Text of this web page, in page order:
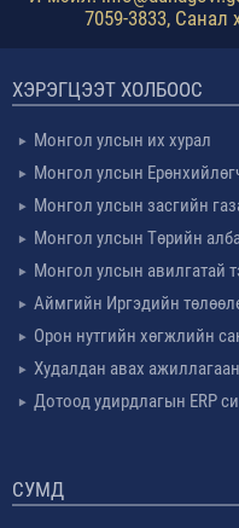
7059-3833, Санал
ХЭРЭГЦЭЭТ ХОЛБООС
Монгол улсын их хурал
Монгол улсын
Монгол улсын засгийн
Монгол улсын Төрийн
Монгол улсын авилгатай
Аймгийн Иргэдийн
Орон нутгийн хөгжлийн
Худалдан авах
Дотоод удирдлагын ERP
СУМД